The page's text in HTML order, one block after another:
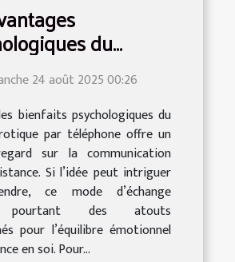
du
érotique par
?
24 août 2025 00:26
bienfaits psychologiques du
par téléphone offre un
sur la communication
Si l’idée peut intriguer
ce mode d’échange
pourtant des atouts
pour l’équilibre émotionnel
en soi. Pour...